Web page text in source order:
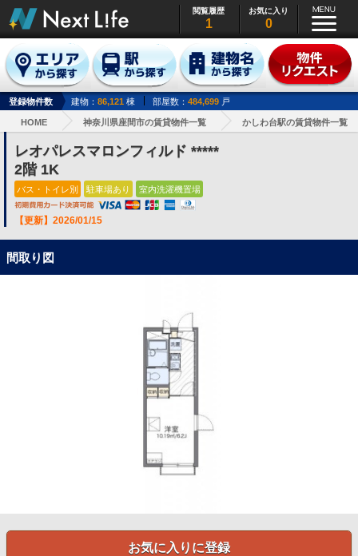
閲覧履歴
1
お気に入り
0
登録物件数 建物： 86,121 棟 部屋数： 484,699 戸
HOME 神奈川県座間市の賃貸物件一覧 かしわ台駅の賃貸物件一覧
レオパレスマロンフィルド *****
2階 1K
バス・トイレ別 駐車場あり 室内洗濯機置場
【更新】2026/01/15
間取り図
お気に入りに登録